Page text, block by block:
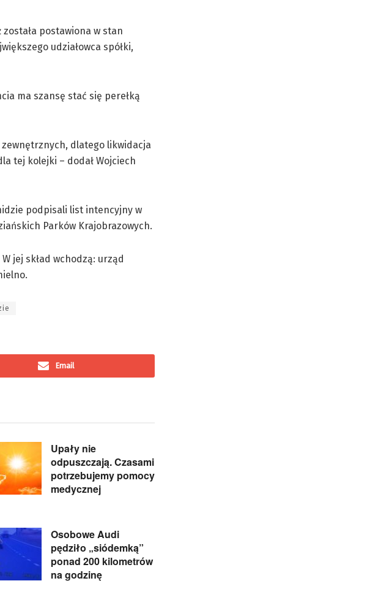
została postawiona w stan
udziałowca spółki,
ma szansę stać się perełką
zewnętrznych, dlatego likwidacja
tej kolejki – dodał Wojciech
podpisali list intencyjny w
Parków Krajobrazowych.
jej skład wchodzą: urząd
Email
Upały nie
odpuszczają. Czasami
potrzebujemy pomocy
medycznej
Osobowe Audi
pędziło „siódemką”
ponad 200 kilometrów
na godzinę